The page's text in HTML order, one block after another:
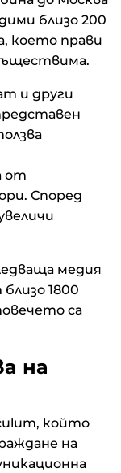
близо 200
което прави
и други
от
Според
медия
1800
са
на
който
на